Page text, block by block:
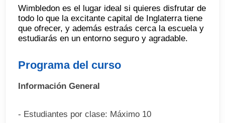
Wimbledon es el lugar ideal si quieres disfrutar de
todo lo que la excitante capital de Inglaterra tiene
que ofrecer, y además estraás cerca la escuela y
estudiarás en un entorno seguro y agradable.
Programa del curso
Información General
- Estudiantes por clase: Máximo 10